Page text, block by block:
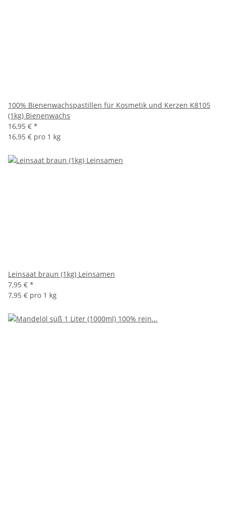
100% Bienenwachspastillen für Kosmetik und Kerzen K8105
(1kg) Bienenwachs
16,95 € *
16,95 € pro 1 kg
Leinsaat braun (1kg) Leinsamen
7,95 € *
7,95 € pro 1 kg